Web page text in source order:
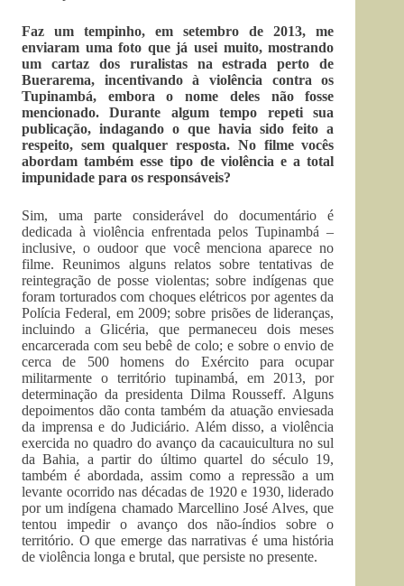
Faz um tempinho, em setembro de 2013, me
enviaram uma foto que já usei muito, mostrando
um cartaz dos ruralistas na estrada perto de
Buerarema, incentivando à violência contra os
Tupinambá, embora o nome deles não fosse
mencionado. Durante algum tempo repeti sua
publicação, indagando o que havia sido feito a
respeito, sem qualquer resposta. No filme vocês
abordam também esse tipo de violência e a total
impunidade para os responsáveis?
Sim, uma parte considerável do documentário é
dedicada à violência enfrentada pelos Tupinambá –
inclusive, o oudoor que você menciona aparece no
filme. Reunimos alguns relatos sobre tentativas de
reintegração de posse violentas; sobre indígenas que
foram torturados com choques elétricos por agentes da
Polícia Federal, em 2009; sobre prisões de lideranças,
incluindo a Glicéria, que permaneceu dois meses
encarcerada com seu bebê de colo; e sobre o envio de
cerca de 500 homens do Exército para ocupar
militarmente o território tupinambá, em 2013, por
determinação da presidenta Dilma Rousseff. Alguns
depoimentos dão conta também da atuação enviesada
da imprensa e do Judiciário. Além disso, a violência
exercida no quadro do avanço da cacauicultura no sul
da Bahia, a partir do último quartel do século 19,
também é abordada, assim como a repressão a um
levante ocorrido nas décadas de 1920 e 1930, liderado
por um indígena chamado Marcellino José Alves, que
tentou impedir o avanço dos não-índios sobre o
território. O que emerge das narrativas é uma história
de violência longa e brutal, que persiste no presente.